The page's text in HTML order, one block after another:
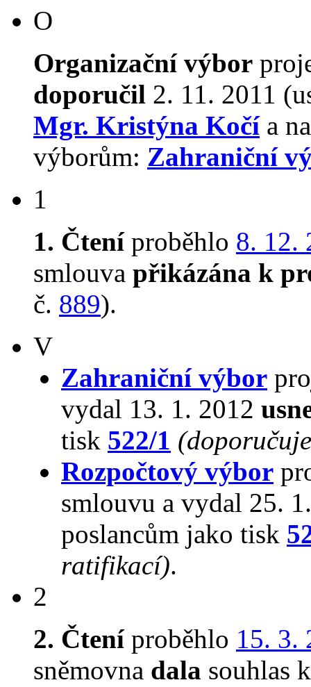
O
Organizační výbor
doporučil 2. 11. 2011
Mgr. Kristýna Kočía
výborům: Zahraniční
1
1. Čteníproběhlo 8. 12.
smlouva přikázána k
č. 889).
V
Zahraniční výbor
vydal 13. 1. 2012
tisk 522/1
Rozpočtový výbor
smlouvu a vydal 25.
poslancům jako tisk
ratifikací).
2
2. Čteníproběhlo 15. 3.
sněmovna dala souhlas